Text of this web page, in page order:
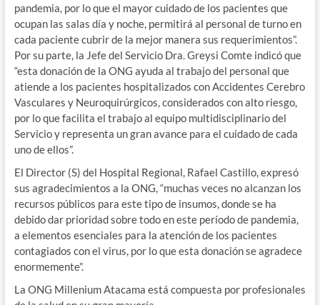
pandemia, por lo que el mayor cuidado de los pacientes que
ocupan las salas día y noche, permitirá al personal de turno en
cada paciente cubrir de la mejor manera sus requerimientos”.
Por su parte, la Jefe del Servicio Dra. Greysi Comte indicó que
“esta donación de la ONG ayuda al trabajo del personal que
atiende a los pacientes hospitalizados con Accidentes Cerebro
Vasculares y Neuroquirúrgicos, considerados con alto riesgo,
por lo que facilita el trabajo al equipo multidisciplinario del
Servicio y representa un gran avance para el cuidado de cada
uno de ellos”.
El Director (S) del Hospital Regional, Rafael Castillo, expresó
sus agradecimientos a la ONG, “muchas veces no alcanzan los
recursos públicos para este tipo de insumos, donde se ha
debido dar prioridad sobre todo en este período de pandemia,
a elementos esenciales para la atención de los pacientes
contagiados con el virus, por lo que esta donación se agradece
enormemente”.
La ONG Millenium Atacama está compuesta por profesionales